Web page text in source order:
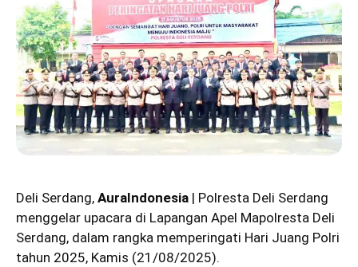
Deli Serdang, AuraIndonesia | Polresta Deli Serdang
menggelar upacara di Lapangan Apel Mapolresta Deli
Serdang, dalam rangka memperingati Hari Juang Polri
tahun 2025, Kamis (21/08/2025).